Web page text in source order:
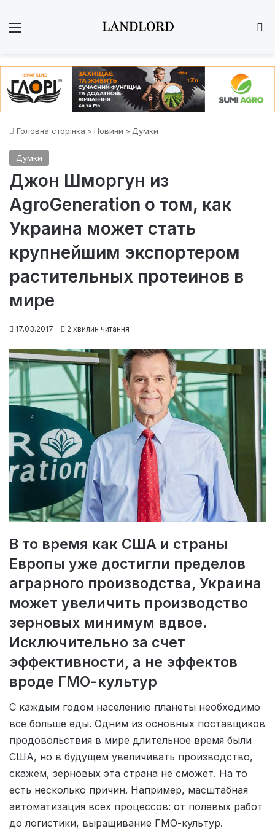
Головна сторінка > Новини > Думки
Думки
Джон Шморгун из
AgroGeneration о том, как
Украина может стать
крупнейшим экспортером
растительных протеинов в
мире
17.03.2017 2 хвилин читання
В то время как США и страны
Европы уже достигли пределов
аграрного производства, Украина
может увеличить производство
зерновых минимум вдвое.
Исключительно за счет
эффективности, а не эффектов
вроде ГМО-культур
С каждым годом населению планеты необходимо
все больше еды. Одним из основных поставщиков
продовольствия в мире длительное время были
США, но в будущем увеличивать производство,
скажем, зерновых эта страна не сможет. На то
есть несколько причин. Например, масштабная
автоматизация всех процессов: от полевых работ
до логистики, выращивание ГМО-культур.